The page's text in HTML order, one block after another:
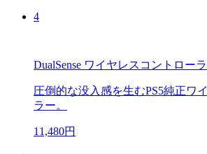
4
DualSense ワイヤレスコントロー
圧倒的な没入感を生むPS5純正ワ
ラー。
11,480円